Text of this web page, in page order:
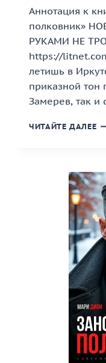
Аннотация к
полковник»
РУКАМИ НЕ
https://
летишь в
приказной тон
Замерев, так
ЧИТАЙТЕ ДАЛЕЕ